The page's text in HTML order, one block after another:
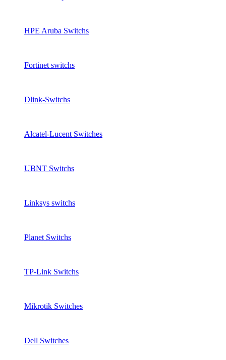
HPE Aruba Switchs
Fortinet switchs
Dlink-Switchs
Alcatel-Lucent Switches
UBNT Switchs
Linksys switchs
Planet Switchs
TP-Link Switchs
Mikrotik Switches
Dell Switches